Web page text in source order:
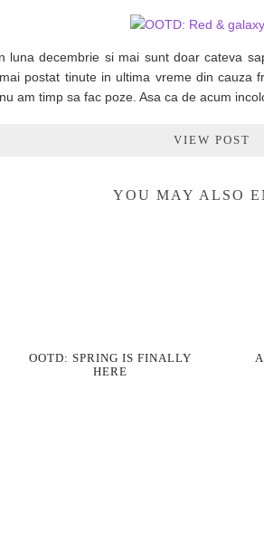
luna decembrie si mai sunt doar cateva
postat tinute in ultima vreme din
am timp sa fac poze. Asa ca de acum
VIEW POST
YOU MAY ALSO
OOTD: SPRING IS FINALLY
HERE